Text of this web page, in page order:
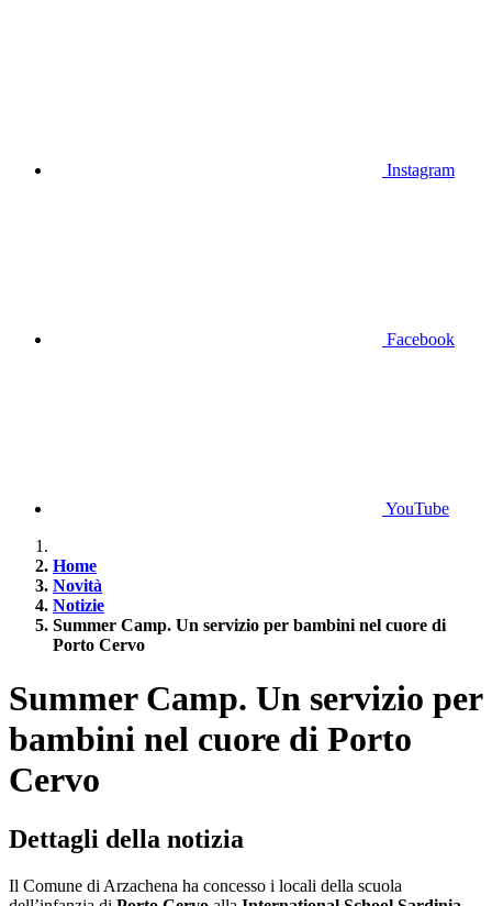
Instagram
Facebook
YouTube
Home
Novità
Notizie
Summer Camp. Un servizio per bambini nel cuore di
Porto Cervo
Summer Camp. Un servizio per
bambini nel cuore di Porto
Cervo
Dettagli della notizia
Il Comune di Arzachena ha concesso i locali della scuola